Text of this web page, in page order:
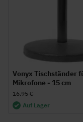
Vonyx Tischständer
Mikrofone - 15 cm
16,95 €
Auf Lager